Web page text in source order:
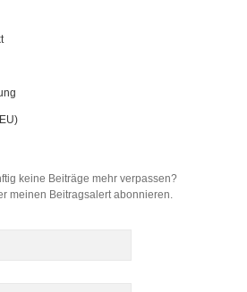
keine Beiträge mehr verpassen?
meinen Beitragsalert abonnieren.